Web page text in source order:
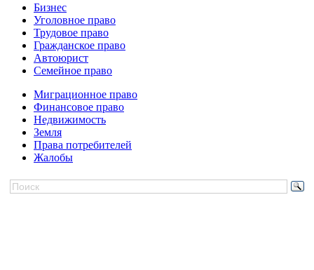
Бизнес
Уголовное право
Трудовое право
Гражданское право
Автоюрист
Семейное право
Миграционное право
Финансовое право
Недвижимость
Земля
Права потребителей
Жалобы